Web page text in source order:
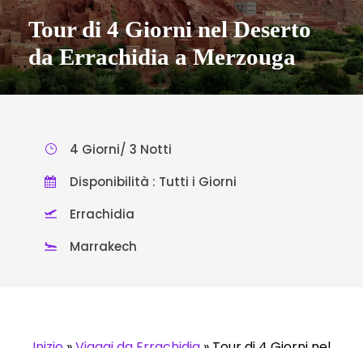
Tour di 4 Giorni nel Deserto
da Errachidia a Merzouga
4 Giorni/ 3 Notti
Disponibilità : Tutti i Giorni
Errachidia
Marrakech